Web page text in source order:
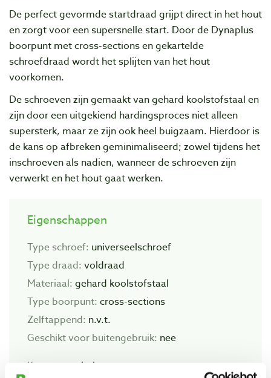
De perfect gevormde startdraad grijpt direct in het hout
en zorgt voor een supersnelle start. Door de Dynaplus
boorpunt met cross-sections en gekartelde
schroefdraad wordt het splijten van het hout
voorkomen.
De schroeven zijn gemaakt van gehard koolstofstaal en
zijn door een uitgekiend hardingsproces niet alleen
supersterk, maar ze zijn ook heel buigzaam. Hierdoor is
de kans op afbreken geminimaliseerd; zowel tijdens het
inschroeven als nadien, wanneer de schroeven zijn
verwerkt en het hout gaat werken.
Eigenschappen
Type schroef: universeelschroef
Type draad: voldraad
Materiaal: gehard koolstofstaal
Type boorpunt: cross-sections
Zelftappend: n.v.t.
Geschikt voor buitengebruik: nee
Kopvorm:
platkop